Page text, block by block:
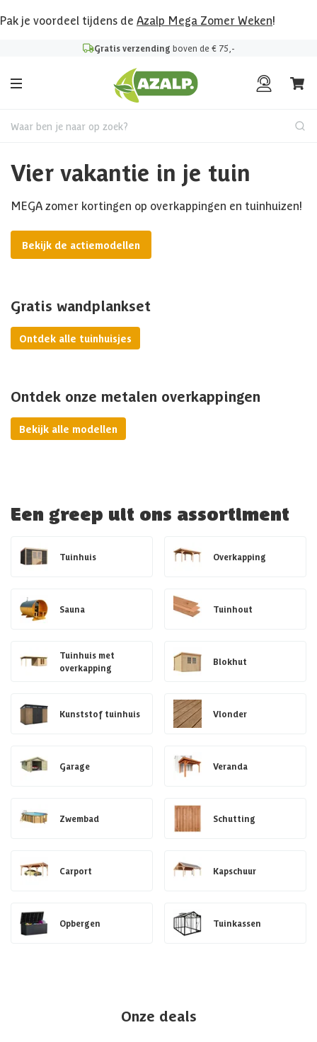
Pak je voordeel tijdens de Azalp Mega Zomer Weken!
Gratis verzending boven de € 75,-
Waar ben je naar op zoek?
Vier vakantie in je tuin
MEGA zomer kortingen op overkappingen en tuinhuizen!
Bekijk de actiemodellen
Gratis wandplankset
Ontdek alle tuinhuisjes
Ontdek onze metalen overkappingen
Bekijk alle modellen
Een greep uit ons assortiment
Tuinhuis Overkapping
Sauna Tuinhout
Tuinhuis met
overkapping
Blokhut
Kunststof tuinhuis Vlonder
Garage Veranda
Zwembad Schutting
Carport Kapschuur
Opbergen Tuinkassen
Onze deals